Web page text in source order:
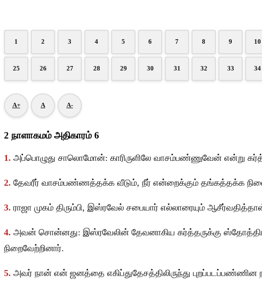
1 2 3 4 5 6 7 8 9 10
25 26 27 28 29 30 31 32 33 34
A+ A A-
2 நாளாகமம் அதிகாரம் 6
1. அப்பொழுது சாலொமோன்: காரிருளிலே வாசம்பண்ணுவேன் என்று
2. தேவரீர் வாசம்பண்ணத்தக்க வீடும், நீர் என்றைக்கும் தங்கத்தக்க
3. ராஜா முகம் திரும்பி, இஸ்ரவேல் சபையார் எல்லாரையும்
4. அவன் சொன்னது: இஸ்ரவேலின் தேவனாகிய கர்த்தருக்கு
நிறைவேற்றினார்.
5. அவர் நான் என் ஜனத்தை எகிப்துதேசத்திலிருந்து